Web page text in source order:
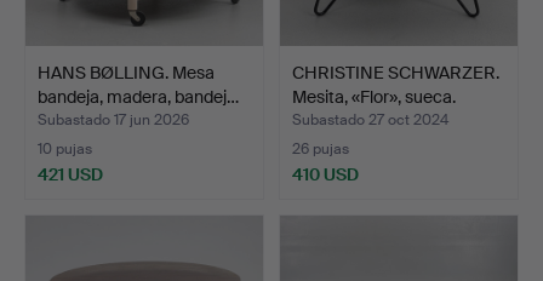
HANS BØLLING. Mesa
bandeja, madera, bandej…
Subastado 17 jun 2026
10 pujas
421 USD
CHRISTINE SCHWARZER.
Mesita, «Flor», sueca.
Subastado 27 oct 2024
26 pujas
410 USD